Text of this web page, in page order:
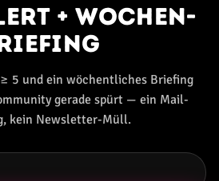
+ Wochen-
5 und ein wöchentliches Briefing
gerade spürt — ein Mail-
kein Newsletter-Müll.